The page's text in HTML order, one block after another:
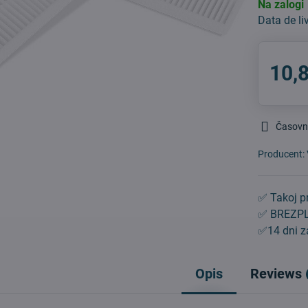
Na zalogi
Data de
Producent:
✅ Takoj
✅
✅14 dni
Opis Reviews